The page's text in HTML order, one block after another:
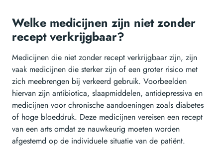
Welke medicijnen zijn niet zonder
recept verkrijgbaar?
Medicijnen die niet zonder recept verkrijgbaar zijn, zijn
vaak medicijnen die sterker zijn of een groter risico met
zich meebrengen bij verkeerd gebruik. Voorbeelden
hiervan zijn antibiotica, slaapmiddelen, antidepressiva en
medicijnen voor chronische aandoeningen zoals diabetes
of hoge bloeddruk. Deze medicijnen vereisen een recept
van een arts omdat ze nauwkeurig moeten worden
afgestemd op de individuele situatie van de patiënt.